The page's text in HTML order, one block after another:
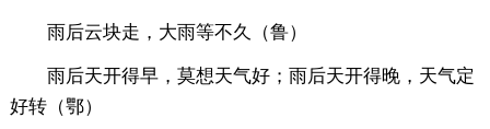
雨后云块走，大雨等不久（鲁）
雨后天开得早，莫想天气好；雨后天开得晚，天气定
好转（鄂）